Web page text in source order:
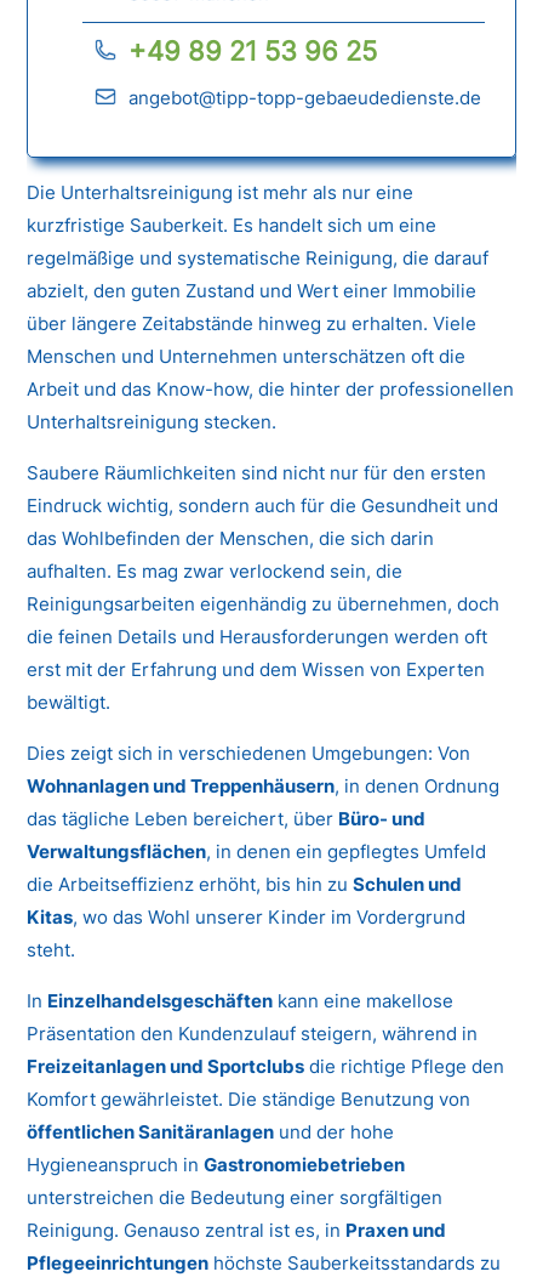
+49 89 21 53 96 25
angebot@tipp-topp-gebaeudedienste.de
Die Unterhaltsreinigung ist mehr als nur eine
kurzfristige Sauberkeit. Es handelt sich um eine
regelmäßige und systematische Reinigung, die darauf
abzielt, den guten Zustand und Wert einer Immobilie
über längere Zeitabstände hinweg zu erhalten. Viele
Menschen und Unternehmen unterschätzen oft die
Arbeit und das Know-how, die hinter der professionellen
Unterhaltsreinigung stecken.
Saubere Räumlichkeiten sind nicht nur für den ersten
Eindruck wichtig, sondern auch für die Gesundheit und
das Wohlbefinden der Menschen, die sich darin
aufhalten. Es mag zwar verlockend sein, die
Reinigungsarbeiten eigenhändig zu übernehmen, doch
die feinen Details und Herausforderungen werden oft
erst mit der Erfahrung und dem Wissen von Experten
bewältigt.
Dies zeigt sich in verschiedenen Umgebungen: Von
Wohnanlagen und Treppenhäusern, in denen Ordnung
das tägliche Leben bereichert, über Büro- und
Verwaltungsflächen, in denen ein gepflegtes Umfeld
die Arbeitseffizienz erhöht, bis hin zuSchulen und
Kitas, wo das Wohl unserer Kinder im Vordergrund
steht.
In Einzelhandelsgeschäften kann eine makellose
Präsentation den Kundenzulauf steigern, während in
Freizeitanlagen und Sportclubs die richtige Pflege den
Komfort gewährleistet. Die ständige Benutzung von
öffentlichen Sanitäranlagen und der hohe
Hygieneanspruch inGastronomiebetrieben
unterstreichen die Bedeutung einer sorgfältigen
Reinigung. Genauso zentral ist es, in Praxen und
Pflegeeinrichtungen höchste Sauberkeitsstandards zu